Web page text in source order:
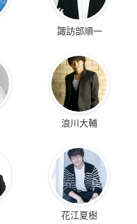
諏訪部順一
浪川大輔
花江夏樹